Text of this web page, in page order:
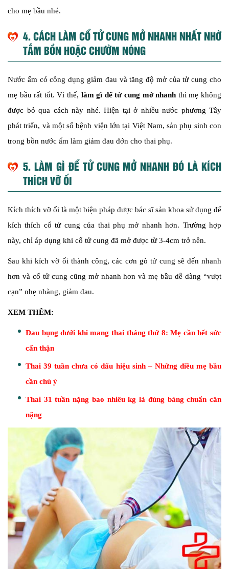
cho mẹ bầu nhé.
4. CÁCH LÀM CỔ TỬ CUNG MỞ NHANH NHẤT NHỜ
TẮM BỒN HOẶC CHƯỜM NÓNG
Nước ấm có công dụng giảm đau và tăng độ mở của tử cung cho
mẹ bầu rất tốt. Vì thế, làm gì để tử cung mở nhanh thì mẹ không
được bỏ qua cách này nhé. Hiện tại ở nhiều nước phương Tây
phát triển, và một số bệnh viện lớn tại Việt Nam, sản phụ sinh con
trong bồn nước ấm làm giảm đau đớn cho thai phụ.
5. LÀM GÌ ĐỂ TỬ CUNG MỞ NHANH ĐÓ LÀ KÍCH
THÍCH VỠ ỐI
Kích thích vỡ ối là một biện pháp được bác sĩ sản khoa sử dụng để
kích thích cổ tử cung của thai phụ mở nhanh hơn. Trường hợp
này, chỉ áp dụng khi cổ tử cung đã mở được từ 3-4cm trở nên.
Sau khi kích vỡ ối thành công, các cơn gò tử cung sẽ đến nhanh
hơn và cổ tử cung cũng mở nhanh hơn và mẹ bầu dễ dàng “vượt
cạn” nhẹ nhàng, giảm đau.
XEM THÊM:
Đau bụng dưới khi mang thai tháng thứ 8: Mẹ cần hết sức
cẩn thận
Thai 39 tuần chưa có dấu hiệu sinh – Những điều mẹ bầu
cần chú ý
Thai 31 tuần nặng bao nhiêu kg là đúng bảng chuẩn cân
nặng